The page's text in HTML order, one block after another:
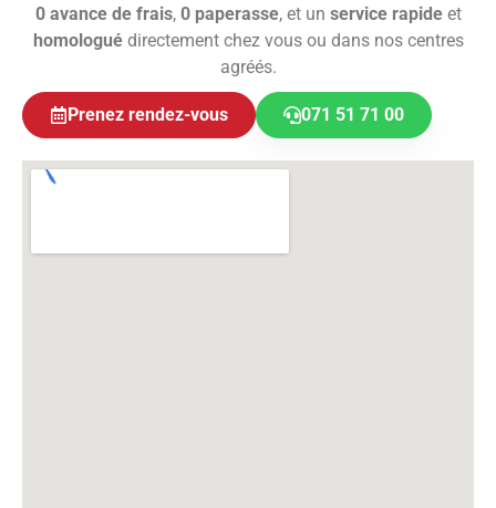
0 avance de frais, 0 paperasse, et un service rapideet
homologuédirectement chez vous ou dans nos centres
agréés.
Prenez rendez-vous 071 51 71 00